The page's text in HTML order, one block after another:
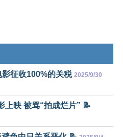
影征收100%的关税 2025/9/30
上映 被骂“拍成烂片” 📝